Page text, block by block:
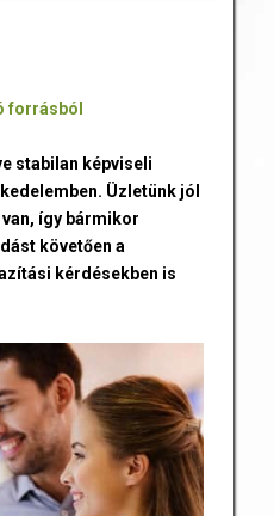
forrásból
stabilan képviseli
Üzletünk jól
így bármikor
követően a
kérdésekben is